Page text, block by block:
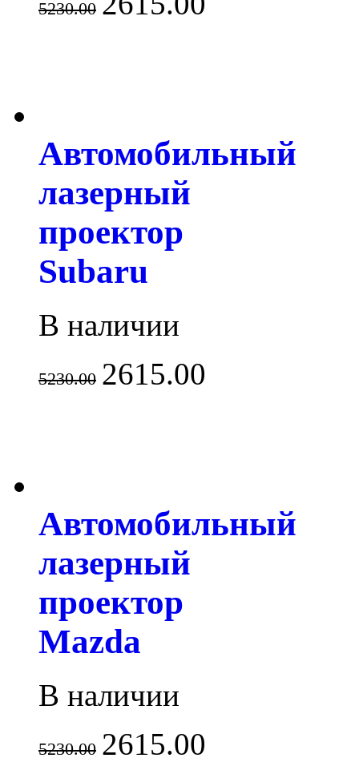
5230.00
Автомобильный
лазерный
проектор
Subaru
В наличии
5230.00 2615.00
Автомобильный
лазерный
проектор
Mazda
В наличии
5230.00 2615.00